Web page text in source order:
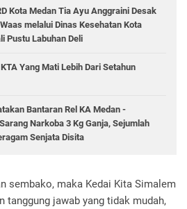
Kota Medan Tia Ayu Anggraini Desak
melalui Dinas Kesehatan Kota
Pustu Labuhan Deli
Yang Mati Lebih Dari Setahun
Bantaran Rel KA Medan -
Narkoba 3 Kg Ganja, Sejumlah
Senjata Disita
sembako, maka Kedai Kita Simalem
tanggung jawab yang tidak mudah,